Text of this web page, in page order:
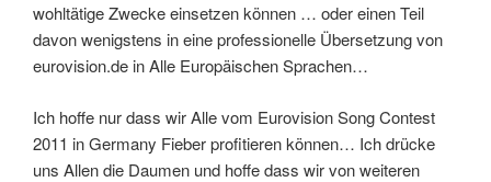
wohltätige Zwecke einsetzen können … oder einen Teil
davon wenigstens in eine professionelle Übersetzung von
eurovision.de in Alle Europäischen Sprachen…
Ich hoffe nur dass wir Alle vom Eurovision Song Contest
2011 in Germany Fieber profitieren können… Ich drücke
uns Allen die Daumen und hoffe dass wir von weiteren